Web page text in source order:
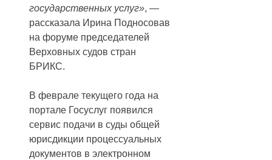
государственных услуг», —
рассказала Ирина Подносовав
на форуме председателей
Верховных судов стран
БРИКС.
В феврале текущего года на
портале Госуслуг появился
сервис подачи в суды общей
юрисдикции процессуальных
документов в электронном